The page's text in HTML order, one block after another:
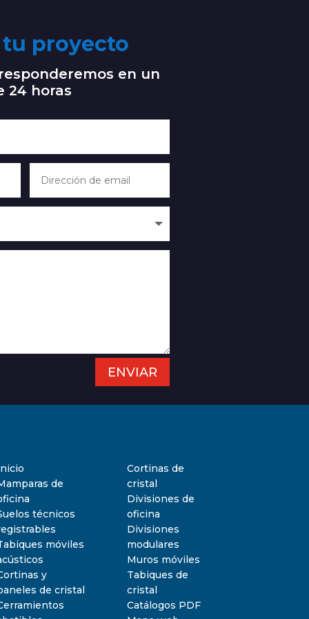
proyecto
en un
24 horas
ENVIAR
de
técnicos
móviles
y
de cristal
Cortinas de
cristal
Divisiones de
oficina
Divisiones
modulares
Muros móviles
Tabiques de
cristal
Catálogos PDF